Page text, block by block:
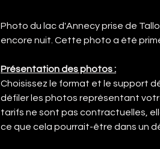
Photo du lac d'Annecy prise de
encore nuit. Cette photo a été
Présentation des photos :
Choisissez le format et le support
défiler les photos représentant
tarifs ne sont pas contractuelles,
ce que cela pourrait-être dans un